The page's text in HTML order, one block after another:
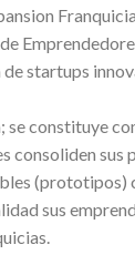
startups
se constituye
consoliden sus
(prototipos)
sus